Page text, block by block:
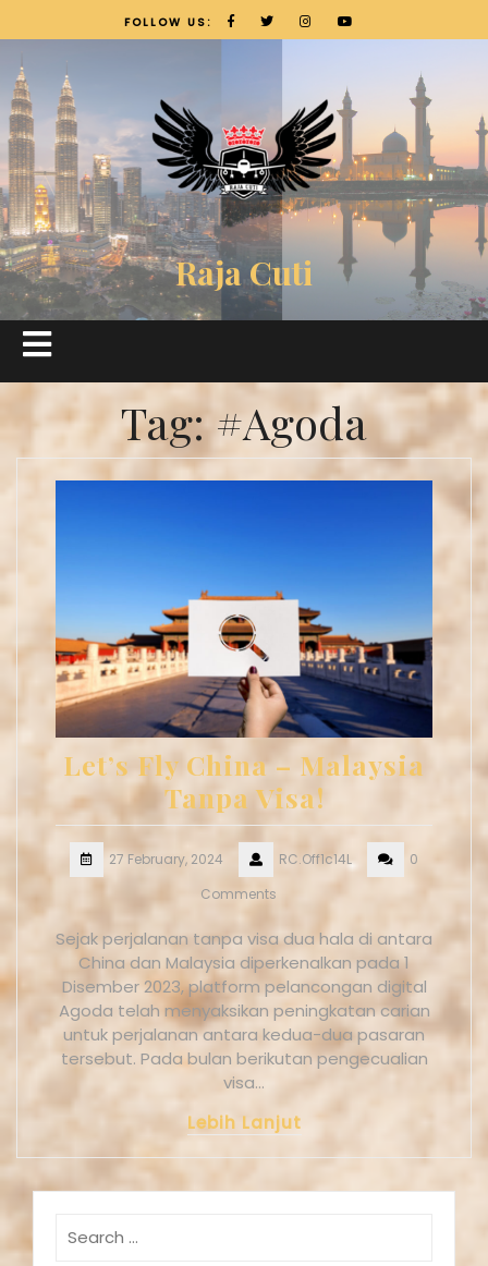
FOLLOW US:
Raja Cuti
Tag:#Agoda
Let’s Fly China – Malaysia
Tanpa Visa!
27 February, 2024 RC.Off1c14L
0
Comments
Sejak perjalanan tanpa visa dua hala di antara
China dan Malaysia diperkenalkan pada 1
Disember 2023, platform pelancongan digital
Agoda telah menyaksikan peningkatan carian
untuk perjalanan antara kedua-dua pasaran
tersebut. Pada bulan berikutan pengecualian
visa…
Lebih Lanjut